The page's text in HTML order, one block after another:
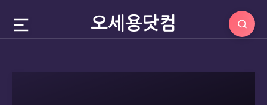
오세용닷컴